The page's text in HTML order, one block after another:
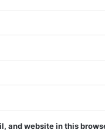
and website in this